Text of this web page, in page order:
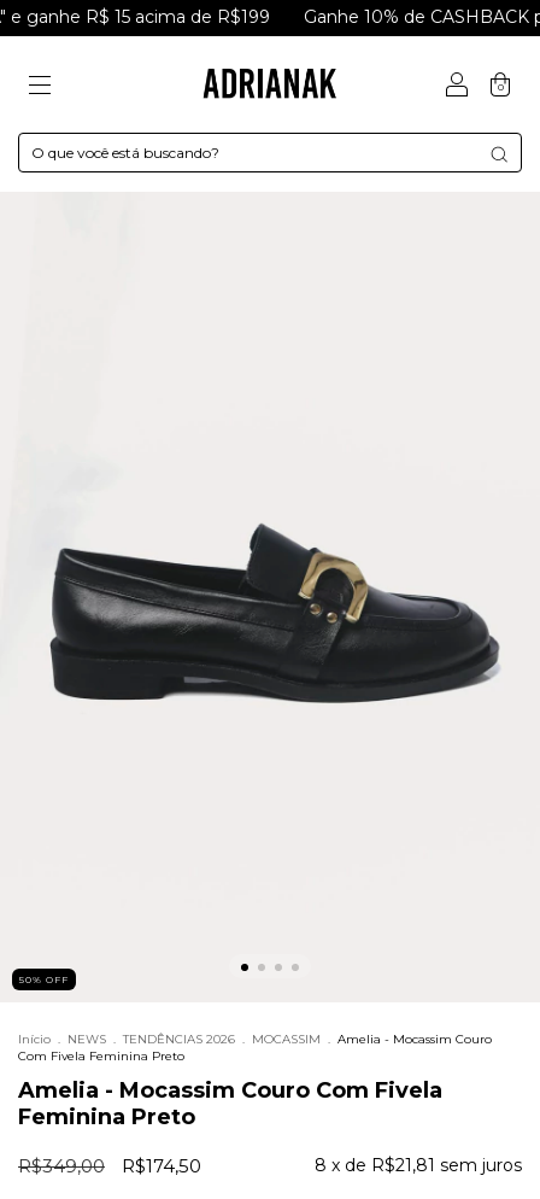
R$ 15 acima de R$199 Ganhe 10% de CASHBACK
0
50% OFF
Início . NEWS . TENDÊNCIAS 2026 . MOCASSIM . Amelia - Mocassim Couro
Com Fivela Feminina Preto
Amelia - Mocassim Couro Com Fivela
Feminina Preto
R$349,00 R$174,50 8 x de R$21,81 sem juros